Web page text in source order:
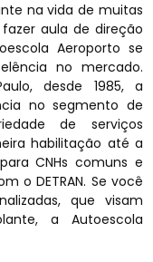
na vida de muitas
aula de direção
Aeroporto se
no mercado.
desde 1985, a
no segmento de
de serviços
habilitação até a
CNHs comuns e
o DETRAN. Se você
que visam
a Autoescola